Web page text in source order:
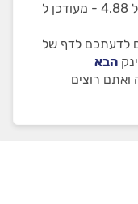
חוות דעת מאומתות, בדירוג ממוצע של 4.88 - מעודכן ל
לדעתכם לדף של
הבא
רוצים